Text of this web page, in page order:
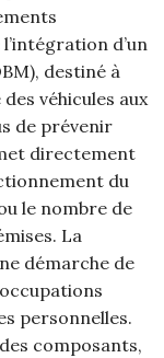
d’un
destiné à
véhicules aux
de prévenir
directement
du
le nombre de
La
démarche de
personnelles.
composants,